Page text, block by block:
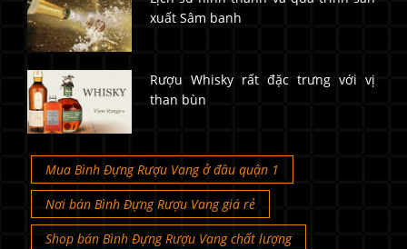
xuất Sâm banh
Rượu Whisky rất đặc trưng với vị
than bùn
Mua Bình Đựng Rượu Vang ở đâu quận 1
Nơi bán Bình Đựng Rượu Vang giá rẻ
Shop bán Bình Đựng Rượu Vang chất lượng